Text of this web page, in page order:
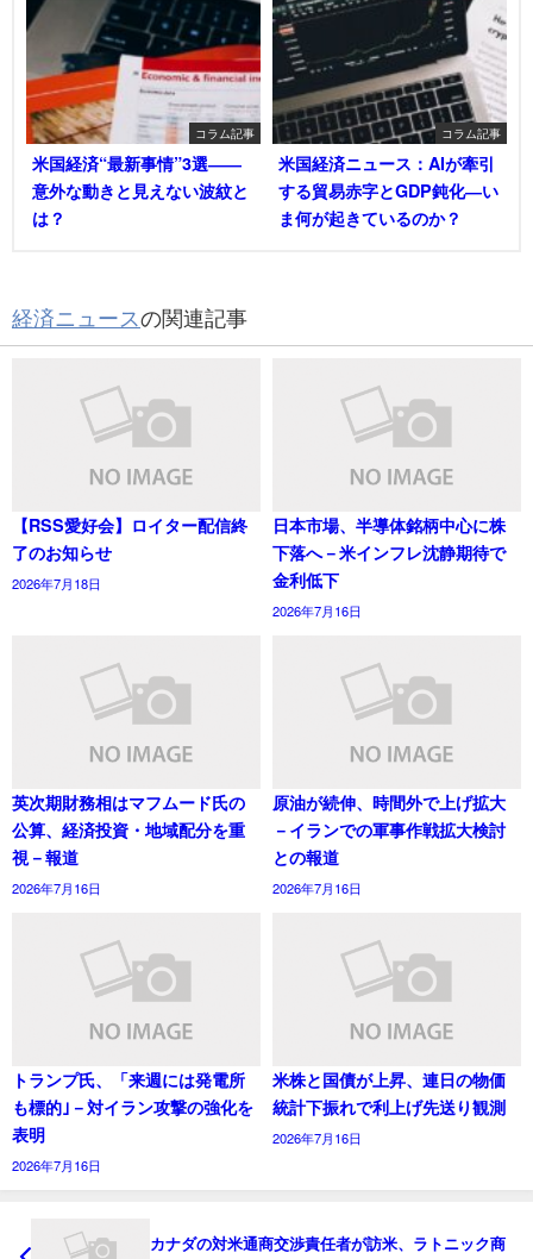
コラム記事
米国経済“最新事情”3選――
意外な動きと見えない波紋と
は？
コラム記事
米国経済ニュース：AIが牽引
する貿易赤字とGDP鈍化―い
ま何が起きているのか？
経済ニュースの関連記事
【RSS愛好会】ロイター配信終
了のお知らせ
2026年7月18日
日本市場、半導体銘柄中心に株
下落へ－米インフレ沈静期待で
金利低下
2026年7月16日
英次期財務相はマフムード氏の
公算、経済投資・地域配分を重
視－報道
2026年7月16日
原油が続伸、時間外で上げ拡大
－イランでの軍事作戦拡大検討
との報道
2026年7月16日
トランプ氏、「来週には発電所
も標的｣－対イラン攻撃の強化を
表明
2026年7月16日
米株と国債が上昇、連日の物価
統計下振れで利上げ先送り観測
2026年7月16日
カナダの対米通商交渉責任者が訪米、ラトニック商